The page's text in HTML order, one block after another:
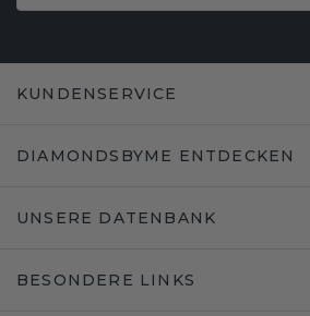
KUNDENSERVICE
DIAMONDSBYME ENTDECKEN
UNSERE DATENBANK
BESONDERE LINKS